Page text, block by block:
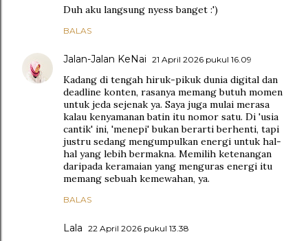
Duh aku langsung nyess banget :')
BALAS
Jalan-Jalan KeNai 21 April 2026 pukul 16.09
Kadang di tengah hiruk-pikuk dunia digital dan
deadline konten, rasanya memang butuh momen
untuk jeda sejenak ya. Saya juga mulai merasa
kalau kenyamanan batin itu nomor satu. Di 'usia
cantik' ini, 'menepi' bukan berarti berhenti, tapi
justru sedang mengumpulkan energi untuk hal-
hal yang lebih bermakna. Memilih ketenangan
daripada keramaian yang menguras energi itu
memang sebuah kemewahan, ya.
BALAS
Lala 22 April 2026 pukul 13.38